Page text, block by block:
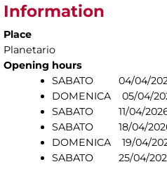
Information
Place
Planetario
Opening hours
SABATO 04/04/
DOMENICA 05/04/
SABATO 11/04/
SABATO 18/04/
DOMENICA 19/04/
SABATO 25/04/